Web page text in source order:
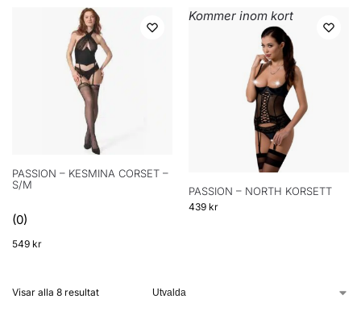
PASSION – KESMINA CORSET –
S/M
(0)
549 kr
Kommer inom kort
PASSION – NORTH KORSETT
439 kr
Visar alla 8 resultat